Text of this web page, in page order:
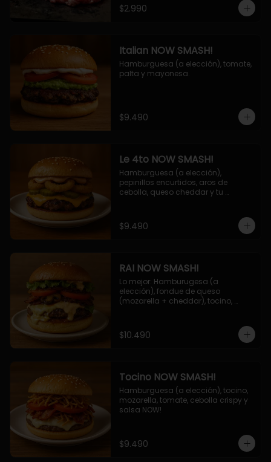
$2.990
Italian NOW SMASH!
Hamburguesa (a elección), tomate,
palta y mayonesa.
$9.490
Le 4to NOW SMASH!
Hamburguesa (a elección),
pepinillos encurtidos, aros de
cebolla, queso cheddar y tu
$9.490
RAI NOW SMASH!
Lo mejor: Hamburugesa (a
elección), fondue de queso
(mozarella + cheddar), tocino,
NOW!
$10.490
Tocino NOW SMASH!
Hamburguesa (a elección), tocino,
mozarella, tomate, cebolla crispy y
salsa NOW!
$9.490